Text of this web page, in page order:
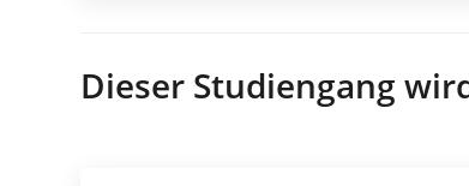
Dieser Studiengang